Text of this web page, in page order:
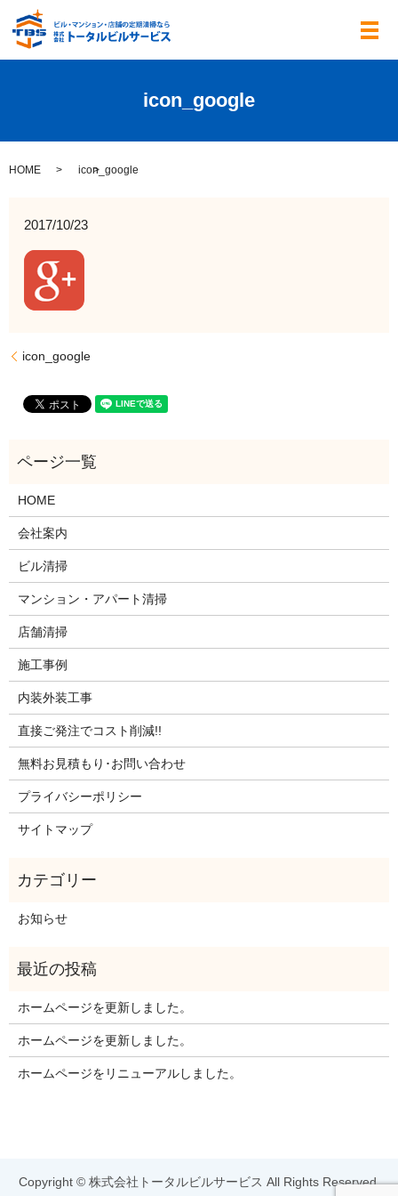
メ
icon_google
HOME icon_google
2017/10/23
icon_google
HOME
会社案内
ビル清掃
マンション・アパート清掃
店舗清掃
施工事例
内装外装工事
直接ご発注でコスト削減!!
無料お見積もり･お問い合わせ
プライバシーポリシー
サイトマップ
お知らせ
ホームページを更新しました。
ホームページを更新しました。
ホームページをリニューアルしました。
Copyright © 株式会社トータルビルサービス All Rights Reserved.